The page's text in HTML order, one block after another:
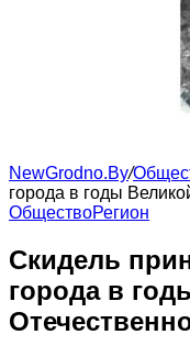
NewGrodno.By/
города в годы
ОбществоРегион
Скидель
города в